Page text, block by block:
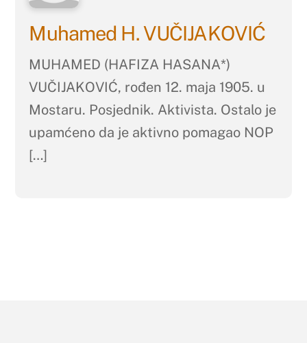
Muhamed H. VUČIJAKOVIĆ
MUHAMED (HAFIZA HASANA*)
VUČIJAKOVIĆ, rođen 12. maja 1905. u
Mostaru. Posjednik. Aktivista. Ostalo je
upamćeno da je aktivno pomagao NOP
[…]